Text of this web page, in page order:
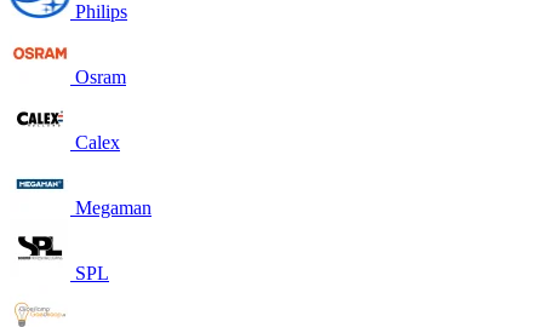
Philips
Osram
Calex
Megaman
SPL